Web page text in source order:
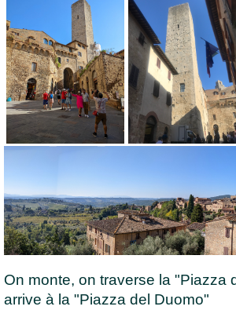
On monte, on traverse la "Piazza
arrive à la "Piazza del Duomo"